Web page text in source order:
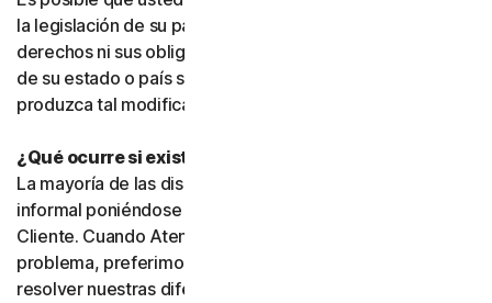
la legislación de su país. Este acuerdo no modifica sus
derechos ni sus obligaciones en virtud de la legislación
de su estado o país si dicha legislación no permite que se
produzca tal modificación.
¿Qué ocurre si existe una disputa?
La mayoría de las disputas pueden resolverse de manera
informal poniéndose en contacto con Atención al
Cliente. Cuando Atención al Cliente no pueda resolver el
problema, preferimos recurrir al arbitraje para intentar
resolver nuestras diferencias.